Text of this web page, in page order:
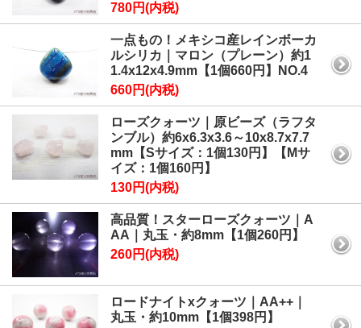
780円(内税)
一点もの！メキシコ産レインボーカ
ルシリカ｜マロン（プレーン）約1
1.4x12x4.9mm【1個660円】NO.4
660円(内税)
ローズクォーツ｜原ビーズ（ラフタ
ンブル）約6x6.3x3.6～10x8.7x7.7
mm【Sサイズ：1個130円】【Mサ
イズ：1個160円】
130円(内税)
高品質！スターローズクォーツ｜A
AA｜丸玉・約8mm【1個260円】
260円(内税)
ロードナイトxクォーツ｜AA++｜
丸玉・約10mm【1個398円】